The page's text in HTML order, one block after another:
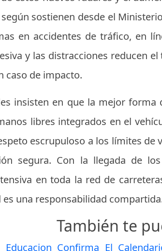
sostienen desde el
en accidentes de tráfico, en
y las distracciones reducen
caso de impacto.
insisten en que la mejor
libres integrados en el
escrupuloso a los límites de
segura. Con la llegada de
en toda la red de
es una responsabilidad
También te
Educacion Confirma El